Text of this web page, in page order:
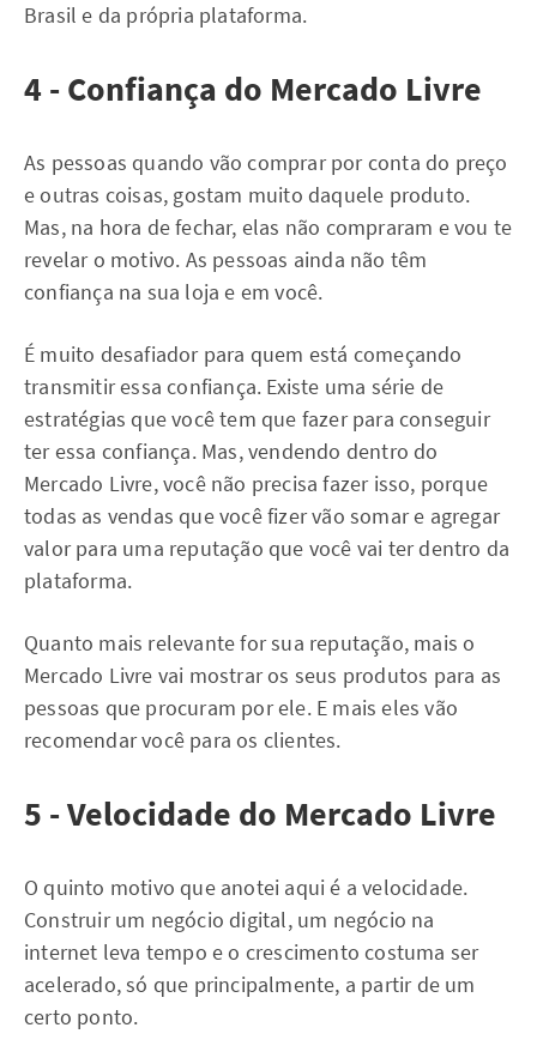
Brasil e da própria plataforma.
4 - Confiança do Mercado Livre
As pessoas quando vão comprar por conta do preço
e outras coisas, gostam muito daquele produto.
Mas, na hora de fechar, elas não compraram e vou te
revelar o motivo. As pessoas ainda não têm
confiança na sua loja e em você.
É muito desafiador para quem está começando
transmitir essa confiança. Existe uma série de
estratégias que você tem que fazer para conseguir
ter essa confiança. Mas, vendendo dentro do
Mercado Livre, você não precisa fazer isso, porque
todas as vendas que você fizer vão somar e agregar
valor para uma reputação que você vai ter dentro da
plataforma.
Quanto mais relevante for sua reputação, mais o
Mercado Livre vai mostrar os seus produtos para as
pessoas que procuram por ele. E mais eles vão
recomendar você para os clientes.
5 - Velocidade do Mercado Livre
O quinto motivo que anotei aqui é a velocidade.
Construir um negócio digital, um negócio na
internet leva tempo e o crescimento costuma ser
acelerado, só que principalmente, a partir de um
certo ponto.